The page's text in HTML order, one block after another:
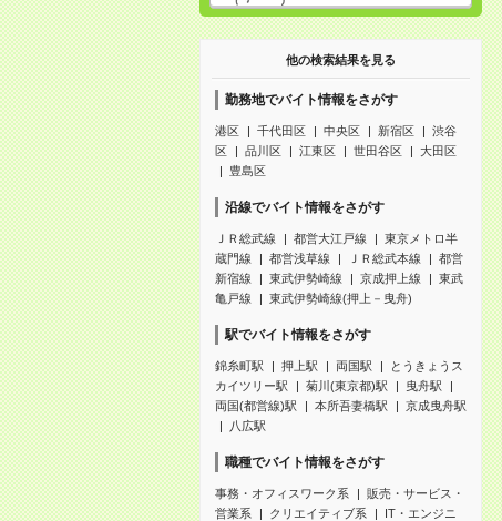
他の検索結果を見る
勤務地でバイト情報をさがす
港区 千代田区 中央区 新宿区
渋谷
区
品川区 江東区 世田谷区
大田区
豊島区
沿線でバイト情報をさがす
ＪＲ総武線 都営大江戸線
東京メトロ半
蔵門線
都営浅草線 ＪＲ総武本線
都営
新宿線
東武伊勢崎線 京成押上線
東武
亀戸線
東武伊勢崎線(押上－曳舟)
駅でバイト情報をさがす
錦糸町駅 押上駅 両国駅
とうきょうス
カイツリー駅
菊川(東京都)駅
曳舟駅
両国(都営線)駅
本所吾妻橋駅
京成曳舟駅
八広駅
職種でバイト情報をさがす
事務・オフィスワーク系
販売・サービス・
営業系
クリエイティブ系
IT・エンジニ